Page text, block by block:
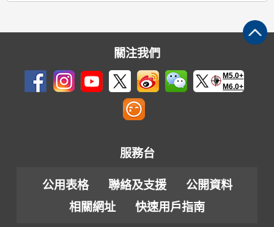
關注我們
M5.0+
M6.0+
服務台
公用表格 聯絡及支援
公開資料
相關網址
快速用戶指南